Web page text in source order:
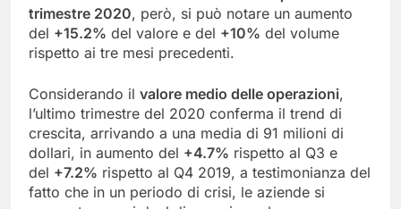
trimestre 2020, però, si può notare un aumento
del +15.2% del valore e del +10% del volume
rispetto ai tre mesi precedenti.
Considerando il valore medio delle operazioni,
l’ultimo trimestre del 2020 conferma il trend di
crescita, arrivando a una media di 91 milioni di
dollari, in aumento del +4.7% rispetto al Q3 e
del +7.2% rispetto al Q4 2019, a testimonianza del
fatto che in un periodo di crisi, le aziende si